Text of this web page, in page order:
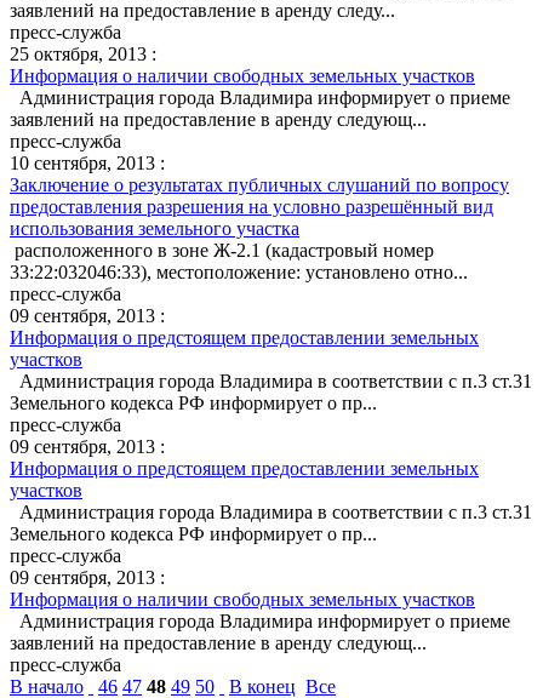
заявлений на предоставление в аренду следу...
пресс-служба
25 октября, 2013 :
Информация о наличии свободных земельных участков
Администрация города Владимира информирует о приеме
заявлений на предоставление в аренду следующ...
пресс-служба
10 сентября, 2013 :
Заключение о результатах публичных слушаний по вопросу
предоставления разрешения на условно разрешённый вид
использования земельного участка
расположенного в зоне Ж-2.1 (кадастровый номер
33:22:032046:33), местоположение: установлено отно...
пресс-служба
09 сентября, 2013 :
Информация о предстоящем предоставлении земельных
участков
Администрация города Владимира в соответствии с п.3 ст.31
Земельного кодекса РФ информирует о пр...
пресс-служба
09 сентября, 2013 :
Информация о предстоящем предоставлении земельных
участков
Администрация города Владимира в соответствии с п.3 ст.31
Земельного кодекса РФ информирует о пр...
пресс-служба
09 сентября, 2013 :
Информация о наличии свободных земельных участков
Администрация города Владимира информирует о приеме
заявлений на предоставление в аренду следующ...
пресс-служба
В начало
46 47 48 49 50 В конец Все